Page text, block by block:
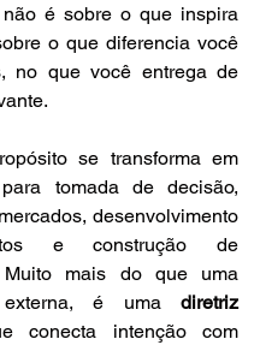
é sobre o que inspira
o que diferencia você
no que você entrega de
se transforma em
tomada de decisão,
desenvolvimento
e construção de
Muito mais do que uma
externa, é uma diretriz
conecta intenção com